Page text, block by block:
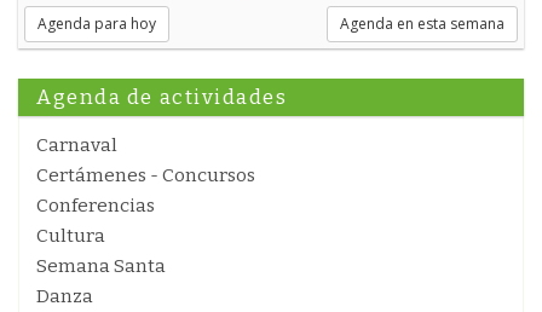
Agenda para hoy Agenda en esta semana
Agenda de actividades
Carnaval
Certámenes - Concursos
Conferencias
Cultura
Semana Santa
Danza